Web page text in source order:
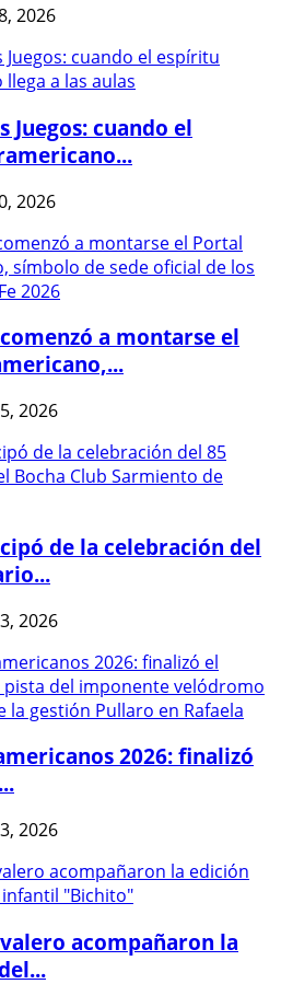
2026
Juegos: cuando el
2026
a montarse el
2026
de la celebración del
2026
2026: finalizó
2026
acompañaron la